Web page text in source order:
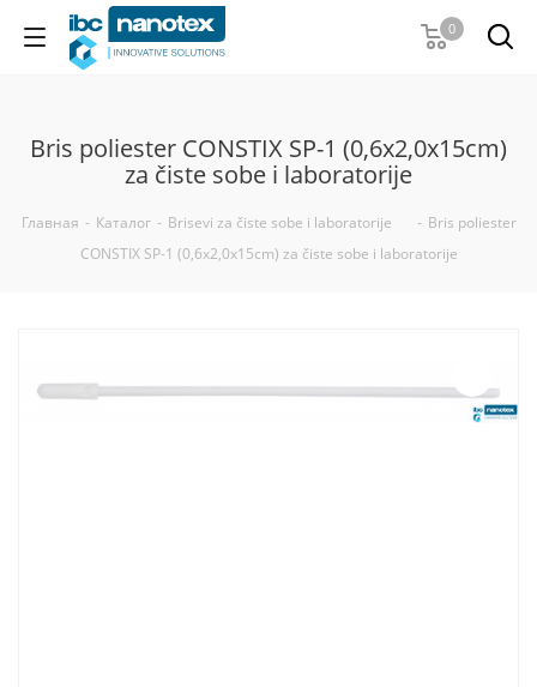
0
Bris poliester CONSTIX SP-1 (0,6x2,0x15сm)
za čiste sobe i laboratorije
Главная - Каталог - Brisevi za čiste sobe i laboratorije - Bris poliester
CONSTIX SP-1 (0,6x2,0x15сm) za čiste sobe i laboratorije